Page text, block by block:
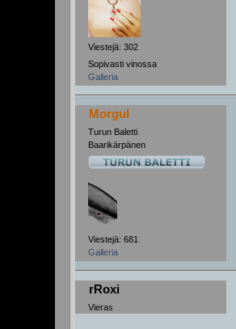
Viestejä: 302
Sopivasti vinossa
Galleria
Morgul
Turun Baletti
Baarikärpänen
Viestejä: 681
Galleria
rRoxi
Vieras